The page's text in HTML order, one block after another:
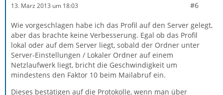
13. März 2013 um 18:03 #6
Wie vorgeschlagen habe ich das Profil auf den Server gelegt,
aber das brachte keine Verbesserung. Egal ob das Profil
lokal oder auf dem Server liegt, sobald der Ordner unter
Server-Einstellungen / Lokaler Ordner auf einem
Netzlaufwerk liegt, bricht die Geschwindigkeit um
mindestens den Faktor 10 beim Mailabruf ein.
Dieses bestätigen auf die Protokolle, wenn man über